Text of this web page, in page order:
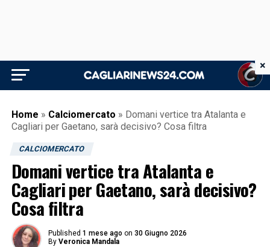
Home » Calciomercato » Domani vertice tra Atalanta e
Cagliari per Gaetano, sarà decisivo? Cosa filtra
CALCIOMERCATO
Domani vertice tra Atalanta e
Cagliari per Gaetano, sarà decisivo?
Cosa filtra
Published 1 mese ago on 30 Giugno 2026
By Veronica Mandala
×